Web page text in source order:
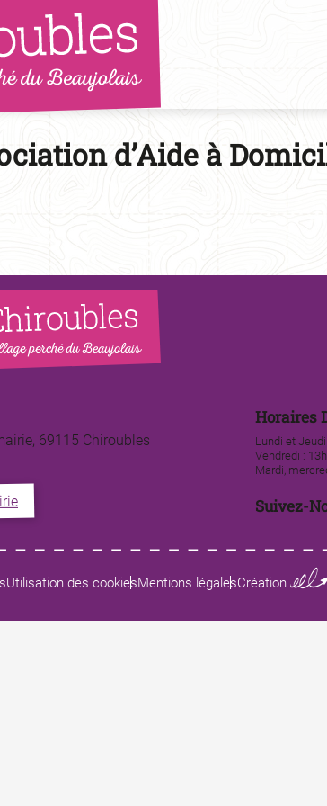
d’Aide à
69115 Chiroubles
Horaires
Lundi et
Vendredi :
Mardi,
Suivez-
Utilisation des cookiesMentions légalesCréation